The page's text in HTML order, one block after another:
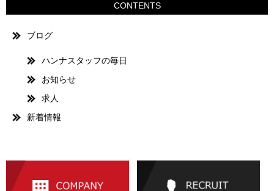
CONTENTS
ブログ
ハンナスタッフの毎日
お知らせ
求人
新着情報